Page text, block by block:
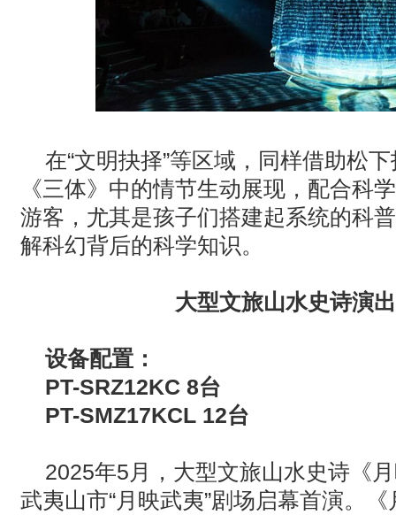
在“文明抉择”等区域，同样借助松
《三体》中的情节生动展现，配合科
游客，尤其是孩子们搭建起系统的科
解科幻背后的科学知识。
大型文旅山水史诗演
设备配置：
PT-SRZ12KC 8台
PT-SMZ17KCL 12台
2025年5 月，大型文旅山水史诗《
武夷山市“月映武夷”剧场启幕首演。